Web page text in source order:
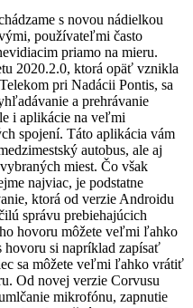
s novou nádielkou
používateľmi často
priamo na mieru.
2020.2.0, ktorá opäť vznikla
pri Nadácii Pontis, sa
a prehrávanie
i aplikácie na veľmi
spojení. Táto aplikácia vám
autobus, ale aj
miest. Čo však
najviac, je podstatne
ktorá od verzie Androidu
správu prebiehajúcich
hovoru môžete veľmi ľahko
hovoru si napríklad zapísať
sa môžete veľmi ľahko vrátiť
Od novej verzie Corvusu
mikrofónu, zapnutie